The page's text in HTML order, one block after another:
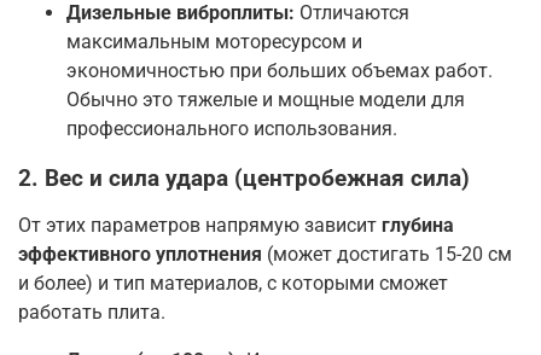
Дизельные виброплиты: Отличаются
максимальным моторесурсом и
экономичностью при больших объемах работ.
Обычно это тяжелые и мощные модели для
профессионального использования.
2. Вес и сила удара (центробежная сила)
От этих параметров напрямую зависит глубина
эффективного уплотнения (может достигать 15-20 см
и более) и тип материалов, с которыми сможет
работать плита.